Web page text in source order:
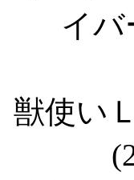
イ
獣使い